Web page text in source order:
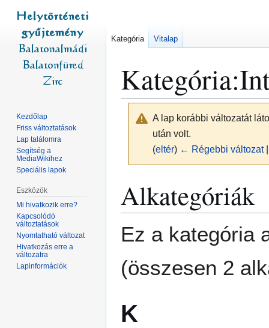
Kategória:
A lap korábbi változatát
után volt.
(eltér) ← Régebbi változat|
navigációhoz
kereséshez
Alkategóriák
Ez a kategória
(összesen 2
K
Kategória Vitalap
Kezdőlap
Friss változtatások
Lap találomra
Segítség a
MediaWikihez
Speciális lapok
Eszközök
Mi hivatkozik erre?
Kapcsolódó
változtatások
Nyomtatható változat
Hivatkozás erre a
változatra
Lapinformációk